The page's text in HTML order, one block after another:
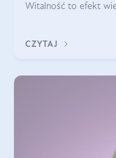
Witalność to efekt
CZYTAJ